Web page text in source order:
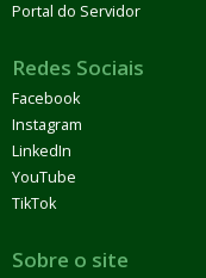
Portal do Servidor
Redes Sociais
Facebook
Instagram
LinkedIn
YouTube
TikTok
Sobre o site